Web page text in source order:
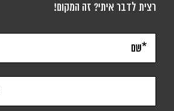
רצית לדבר איתי? זה המקום!